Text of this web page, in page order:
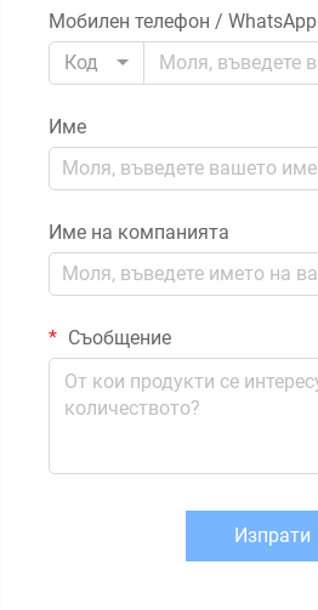
Мобилен телефон / WhatsApp
Код
Име
Име на компанията
Съобщение
Изпрати